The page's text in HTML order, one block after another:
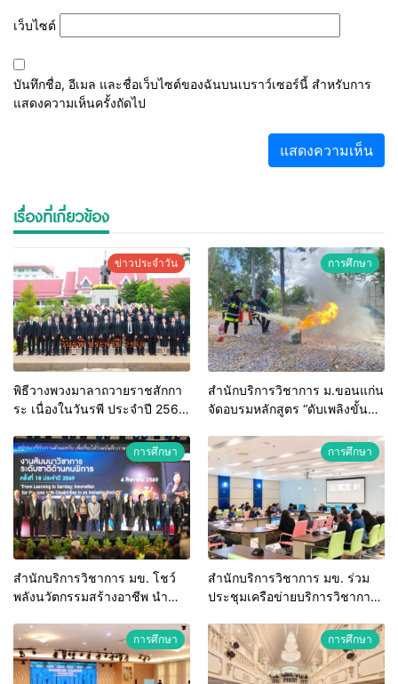
เว็บไซต์
บันทึกชื่อ, อีเมล และชื่อเว็บไซต์ของฉันบนเบราว์เซอร์นี้ สำหรับการ
แสดงความเห็นครั้งถัดไป
เรื่องที่เกี่ยวข้อง
ข่าวประจำวัน
พิธีวางพวงมาลาถวายราชสักกา
ระ เนื่องในวันรพี ประจำปี 2569
เพื่อเชื่อมความสัมพันธ์อันดีของ
หน่วยงานในกระบวนการ
ยุติธรรม
การศึกษา
สำนักบริการวิชาการ ม.ขอนแก่น
จัดอบรมหลักสูตร “ดับเพลิงขั้น
ท้องถิ่นรับมืออัคคีภัยตาม
มาตรฐานสากล
การศึกษา
สำนักบริการวิชาการ มข. โชว์
พลังนวัตกรรมสร้างอาชีพ นำ
ชาติ NCPD 2026 เปลี่ยน “ผ้า
เหลือ” สู่รายได้ที่ยั่งยืน
การศึกษา
สำนักบริการวิชาการ มข. ร่วม
ประชุมเครือข่ายบริการวิชาการ
สร้างเครือข่ายและยกระดับงาน
วิชาการรับใช้สังคม
การศึกษา การศึกษา